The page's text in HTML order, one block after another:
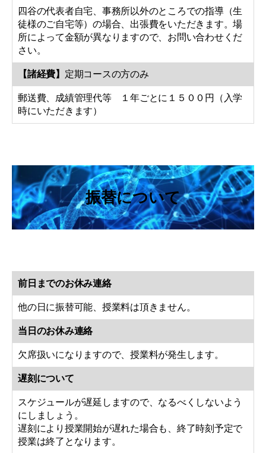
四谷の代表者自宅、事務所以外のところでの指導（生
徒様のご自宅等）の場合、出張費をいただきます。場
所によって金額が異なりますので、お問い合わせくだ
さい。
【諸経費】 定期コースの方のみ
郵送費、成績管理代等 １年ごとに１５００円（入学
時にいただきます）
振替について
前日までのお休み連絡
他の日に振替可能、授業料は頂きません。
当日のお休み連絡
欠席扱いになりますので、授業料が発生します。
遅刻について
スケジュールが遅延しますので、なるべくしないよう
にしましょう。
遅刻により授業開始が遅れた場合も、終了時刻予定で
授業は終了となります。